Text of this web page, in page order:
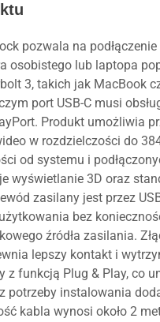
pozwala na
osobistego lub laptopa
3, takich jak MacBook
port USB-C musi
Produkt umożliwia
w rozdzielczości do
od systemu i
wyświetlanie 3D oraz
zasilany jest przez
bez
źródła zasilania.
lepszy kontakt i
z funkcją Plug & Play, co
potrzeby instalowania
kabla wynosi około 2